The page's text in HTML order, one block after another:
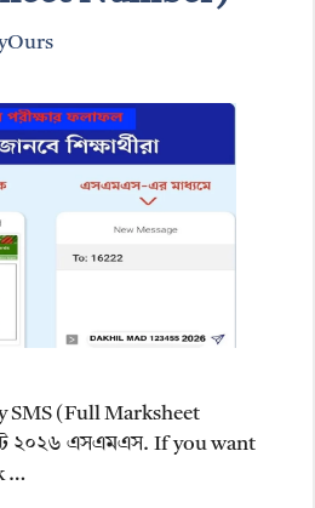
SMS (Full Marksheet
২০২৬ এসএমএস. If you want
…